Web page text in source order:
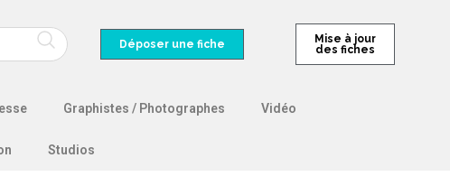
Déposer une fiche
Mise à jour
des fiches
Graphistes / Photographes Vidéo
Studios